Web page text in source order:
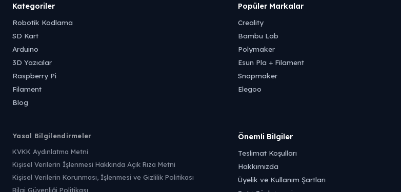
Kategoriler
Robotik Kodlama
SD Kart
Arduino
3D Yazıcılar
Raspberry Pi
Filament
Blog
Popüler Markalar
Creality
Bambu Lab
Polymaker
Esun Pla + Filament
Snapmaker
Elegoo
Yasal Bilgilendirmeler
KVKK Aydınlatma Metni
Kişisel Verilerin İşlenmesi Hakkında Açık Rıza Metni
Kişisel Verilerin Korunması, İşlenmesi ve Gizlilik Politikası
Bilgi Güvenliği Politikası
Önemli Bilgiler
Teslimat Koşulları
Hakkımızda
Üyelik ve Kullanım Şartları